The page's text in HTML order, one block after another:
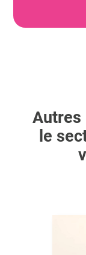
Autres
le